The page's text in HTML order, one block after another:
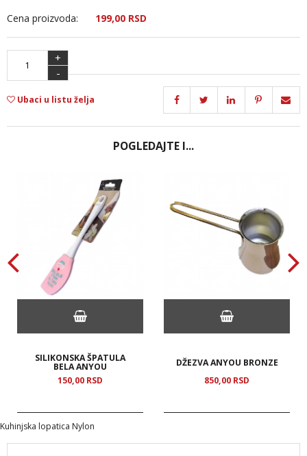
Cena proizvoda: 199,00 RSD
+
-
Ubaci u listu želja
POGLEDAJTE I...
SILIKONSKA ŠPATULA
BELA ANYOU
150,00 RSD
DŽEZVA ANYOU BRONZE
850,00 RSD
Kuhinjska lopatica Nylon